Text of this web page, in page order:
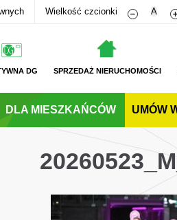
Wielkość czcionki A
DG SPRZEDAŻ NIERUCHOMOŚCI
DLA MIESZKAŃCÓW UMÓW